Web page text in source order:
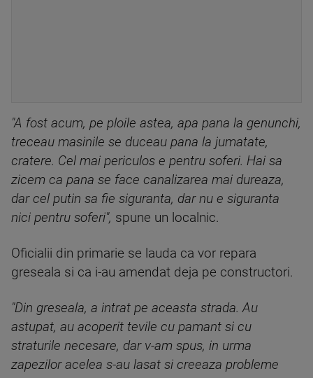
"A fost acum, pe ploile astea, apa pana la genunchi,
treceau masinile se duceau pana la jumatate,
cratere. Cel mai periculos e pentru soferi. Hai sa
zicem ca pana se face canalizarea mai dureaza,
dar cel putin sa fie siguranta, dar nu e siguranta
nici pentru soferi", spune un localnic.
Oficialii din primarie se lauda ca vor repara
greseala si ca i-au amendat deja pe constructori.
"Din greseala, a intrat pe aceasta strada. Au
astupat, au acoperit tevile cu pamant si cu
straturile necesare, dar v-am spus, in urma
zapezilor acelea s-au lasat si creeaza probleme